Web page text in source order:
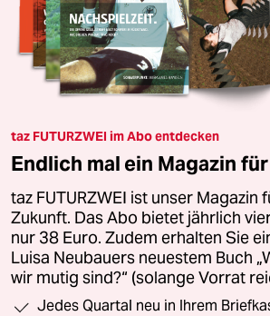
taz FUTURZWEI im Abo entdecken
Endlich mal ein Magazin
taz FUTURZWEI ist unser Magazin
Zukunft. Das Abo bietet jährlich
nur 38 Euro. Zudem erhalten Sie
Luisa Neubauers neuestem Buch
wir mutig sind?“ (solange Vorrat
Jedes Quartal neu in Ihrem